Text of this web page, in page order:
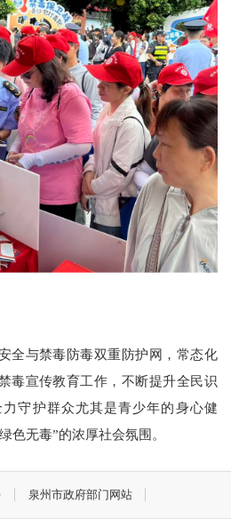
与禁毒防毒双重防护网，常态化
毒宣传教育工作，不断提升全民识
守护群众尤其是青少年的身心健
色无毒”的浓厚社会氛围。
泉州市政府部门网站